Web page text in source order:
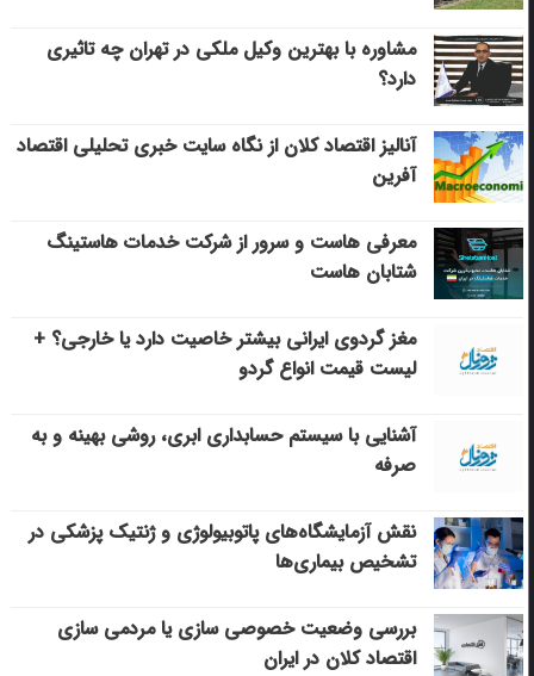
مشاوره با بهترین وکیل ملکی در تهران چه تاثیری
دارد؟
آنالیز اقتصاد کلان از نگاه سایت خبری تحلیلی اقتصاد
آفرین
معرفی هاست و سرور از شرکت خدمات هاستینگ
شتابان هاست
مغز گردوی ایرانی بیشتر خاصیت دارد یا خارجی؟ +
لیست قیمت انواع گردو
آشنایی با سیستم حسابداری ابری، روشی بهینه و به
صرفه
نقش آزمایشگاه‌های پاتوبیولوژی و ژنتیک پزشکی در
تشخیص بیماری‌ها
بررسی وضعیت خصوصی سازی یا مردمی سازی
اقتصاد کلان در ایران